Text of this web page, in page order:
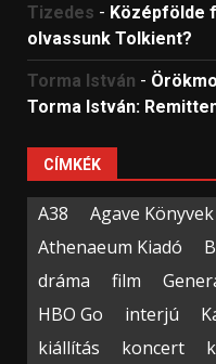
Tizedes - Középfölde
olvassunk Tolkient?
Torma István -
Torma István:
CÍMKÉK
A38 Agave Könyvek
Athenaeum Kiadó
dráma
film
HBO Go
interjú
kiállítás
koncert